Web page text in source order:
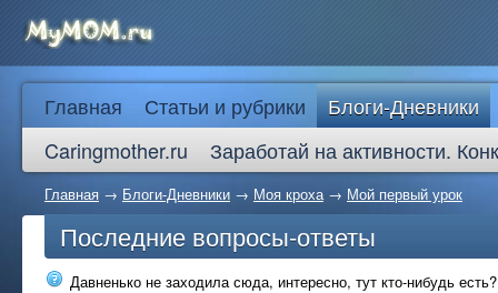
Главная Статьи и рубрики
Блоги-Дневники
Caringmother.ru
Заработай на активности.
Главная → Блоги-Дневники → Моя кроха→ Мой первый урок
Последние вопросы-ответы
Давненько не заходила сюда, интересно, тут кто-нибудь есть?